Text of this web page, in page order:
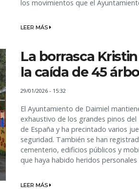
los movimientos que el
LEER MÁS
La borrasca
la caída de 45
29/01/2026 - 15:32
El Ayuntamiento de Daimiel
exhaustivo de los grandes pinos del
de España y ha precintado varios
seguridad. También se han
cementerio, edificios públicos y
que haya habido heridos
LEER MÁS